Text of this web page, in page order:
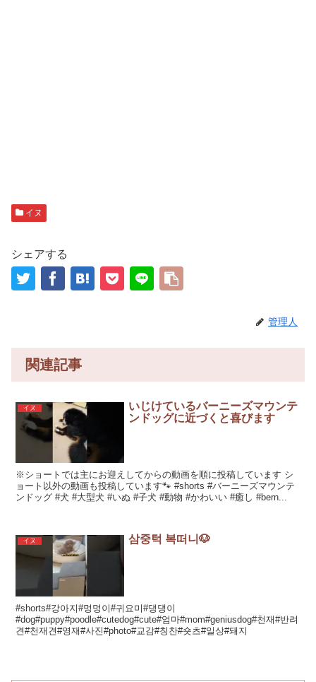
イヌ
シェアする
管理人
関連記事
イヌ
いじけているバーニーズマウンテ
ンドッグに近づくと喜びます
※ショートでは主にお迎えしてからの動画を順に投稿しています シ
ョート以外の動画も投稿しています🐾 #shorts #バーニーズマウンテ
ンドッグ #犬 #大型犬 #いぬ #子犬 #動物 #かわいい #癒し #bern...
イヌ 삼중턱 복떠니🐶
#shorts#강아지#멍멍이#귀요미#댕댕이
#dog#puppy#poodle#cutedog#cute#엄마#mom#geniusdog#천재#반려
견#천재견#영재#사진#photo#교감#칭찬#숏츠#일상#돼지